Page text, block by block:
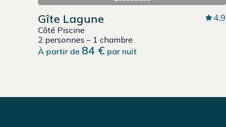
Gîte Lagune
Côté Piscine
2 personnes – 1 chambre
À partir de 84 € par nuit
4.9